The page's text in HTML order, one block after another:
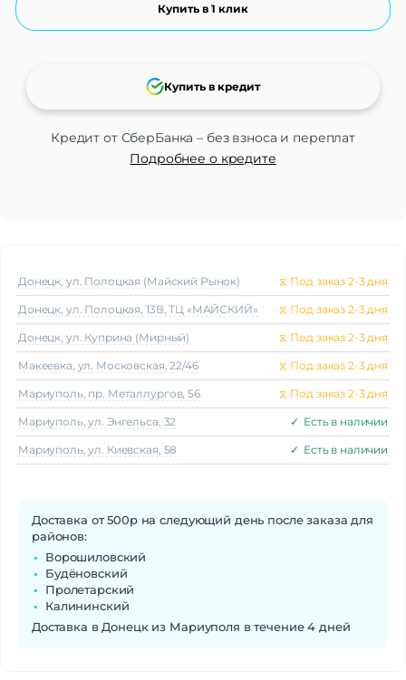
Купить в 1 клик
Кредит от СберБанка – без взноса и переплат
Подробнее о кредите
Купить в кредит
Донецк, ул. Полоцкая (Майский Рынок) ⧖ Под заказ 2-3 дня
Донецк, ул. Полоцкая, 13В, ТЦ «МАЙСКИЙ» ⧖ Под заказ 2-3 дня
Донецк, ул. Куприна (Мирный) ⧖ Под заказ 2-3 дня
Макеeвка, ул. Московская, 22/46 ⧖ Под заказ 2-3 дня
Мариуполь, пр. Металлургов, 56 ⧖ Под заказ 2-3 дня
Мариуполь, ул. Энгельса, 32 ✓ Есть в наличии
Мариуполь, ул. Киевская, 58 ✓ Есть в наличии
Доставка от 500р на следующий день после заказа для
районов:
Ворошиловский
Будёновский
Пролетарский
Калининский
Доставка в Донецк из Мариуполя в течение 4 дней